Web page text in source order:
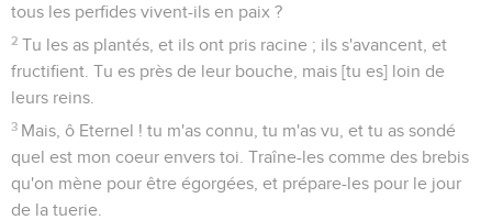
tous les perfides vivent-ils en paix ?
2 Tu les as plantés, et ils ont pris racine ; ils s'avancent, et
fructifient. Tu es près de leur bouche, mais [tu es] loin de
leurs reins.
3 Mais, ô Eternel ! tu m'as connu, tu m'as vu, et tu as sondé
quel est mon coeur envers toi. Traîne-les comme des brebis
qu'on mène pour être égorgées, et prépare-les pour le jour
de la tuerie.